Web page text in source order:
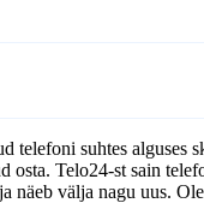
telefoni suhtes alguses
osta. Telo24-st sain
näeb välja nagu uus.